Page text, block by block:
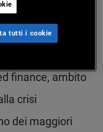
di oltre 40
finance, ambito
crisi
dei maggiori
tutti i cookie